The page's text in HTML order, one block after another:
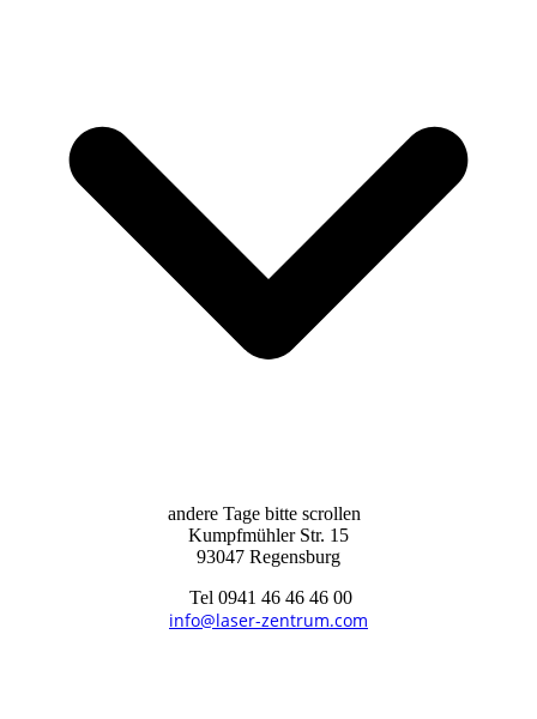
andere Tage bitte scrollen
Kumpfmühler Str. 15
93047 Regensburg
Tel 0941 46 46 46 00
info@laser-zentrum.com